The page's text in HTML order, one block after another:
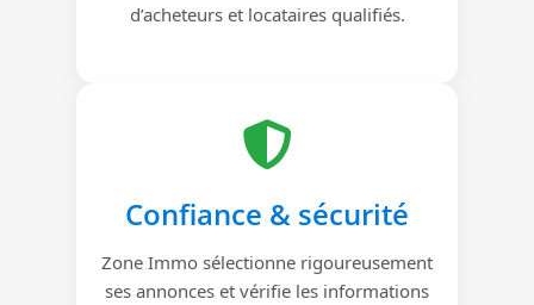
d’acheteurs et locataires qualifiés.
Confiance & sécurité
Zone Immo sélectionne rigoureusement
ses annonces et vérifie les informations